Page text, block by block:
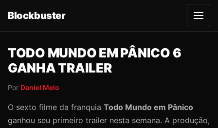
Blockbuster
A
b
r
TODO MUNDO EM PÂNICO 6
GANHA TRAILER
Por Daniel Melo
O sexto filme da franquia Todo Mundo em Pânico
ganhou seu primeiro trailer nesta semana. A produção,